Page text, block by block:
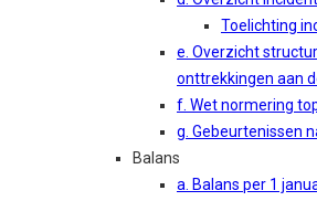
Toelichting
e. Overzicht
onttrekkingen aan
f. Wet normering
g. Gebeurtenissen
Balans
a. Balans per 1